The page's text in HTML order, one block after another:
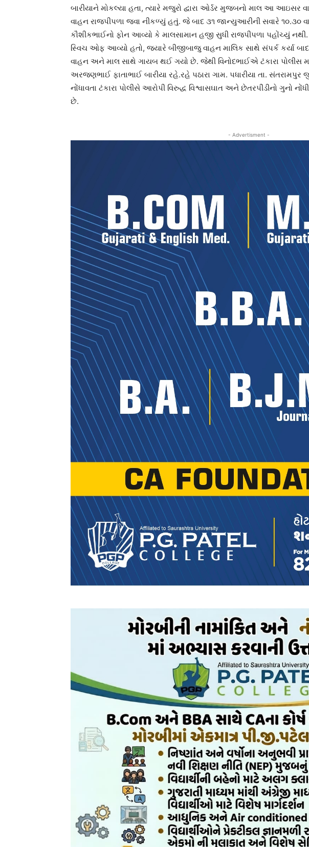
બારીયાને મોકલ્યા હતા, ત્યારે મજુરો દ્વારા ઓર્ડર મુજબનો માલ આ આઇસર
વાહન રાજપીપળા જવા નીકળ્યું હતું. જે બાદ ૩૧ જાન્યુઆરીની સવારે ૧૦.૩૦
કૌશીકભાઈનો ફોન આવ્યો કે માલસામાન હજી સુધી રાજપીપળા પહોંચ્યું નથી.
સ્વિચ ઓફ આવ્યો હતો, જ્યારે બીજીબાજુ વાહન માલિક સાથે સંપર્ક કર્યા
વાહન અને માલ સાથે ગાયબ થઈ ગયો છે. જેથી વિનોદભાઈએ ટંકારા
અરજણભાઈ ફાતાભાઈ બારીયા રહે.રહે પઠારા ગામ. પધારીયા તા. સંતરામપુર
નોંધાવતા ટંકારા પોલીસે આરોપી વિરુદ્ધ વિશ્વાસઘાત અને છેતરપીંડીનો ગુનો
છે.
- Advertisment -